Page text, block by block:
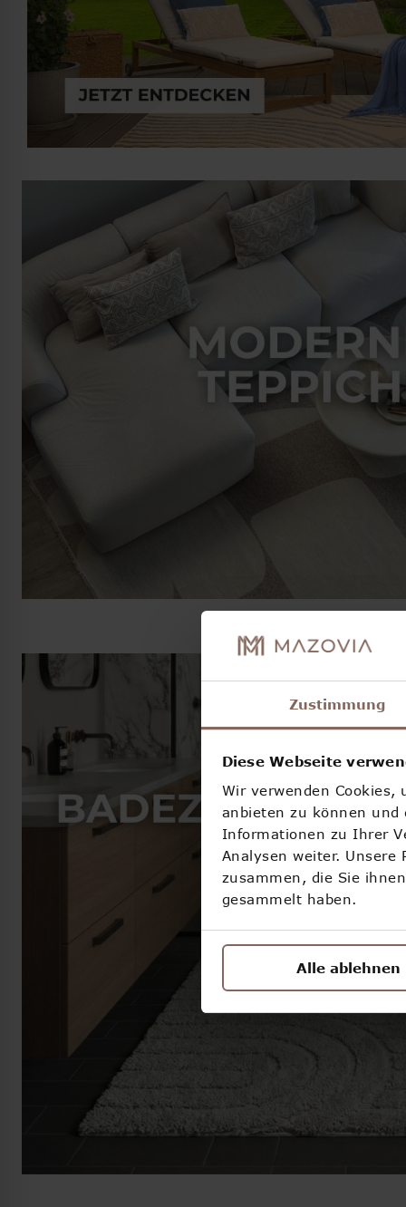
Zustimmung
Diese Webseite
Wir verwenden
anbieten zu können und
Informationen zu Ihrer
Analysen weiter.
zusammen, die Sie
gesammelt haben.
Alle ablehnen